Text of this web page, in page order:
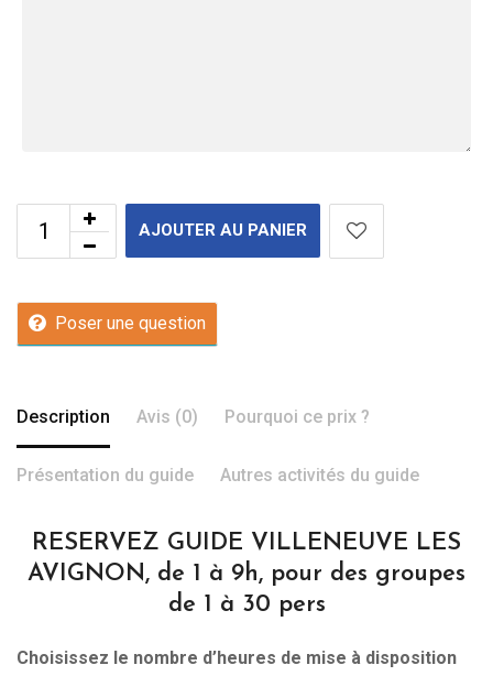
AJOUTER AU PANIER
Poser une question
Description Avis (0) Pourquoi ce prix ?
Présentation du guide Autres activités du guide
RESERVEZ GUIDE VILLENEUVE LES
AVIGNON, de 1 à 9h, pour des groupes
de 1 à 30 pers
Choisissez le nombre d’heures de mise à disposition